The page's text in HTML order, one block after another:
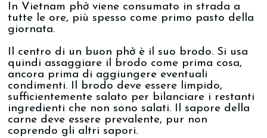
In Vietnam phở viene consumato in strada a
tutte le ore, più spesso come primo pasto della
giornata.
Il centro di un buon phở è il suo brodo. Si usa
quindi assaggiare il brodo come prima cosa,
ancora prima di aggiungere eventuali
condimenti. Il brodo deve essere limpido,
sufficientemente salato per bilanciare i restanti
ingredienti che non sono salati. Il sapore della
carne deve essere prevalente, pur non
coprendo gli altri sapori.